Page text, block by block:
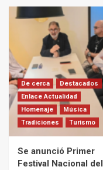
De cerca
Destacados
Enlace Actualidad
Homenaje
Música
Tradiciones
Turismo
Se anunció Primer
Festival Nacional del